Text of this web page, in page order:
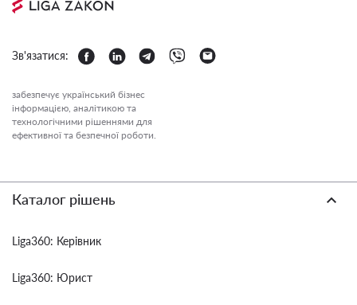
Зв'язатися:
забезпечує український бізнес
інформацією, аналітикою та
технологічними рішеннями для
ефективної та безпечної роботи.
Каталог рішень
Liga360: Керівник
Liga360: Юрист